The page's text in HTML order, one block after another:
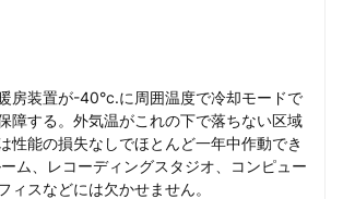
房装置が-40°c.に周囲温度で冷却モードで
障する。外気温がこれの下で落ちない区域
性能の損失なしでほとんど一年中作動でき
ム、レコーディングスタジオ、コンピュー
ィスなどには欠かせません。